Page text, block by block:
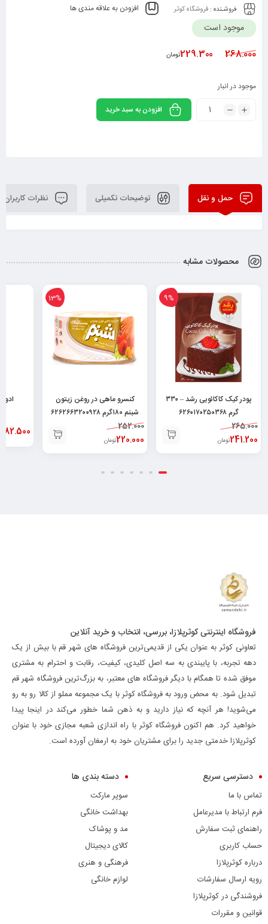
فروشـنده : فروشگاه کوثر افزودن به علاقه مندی ها
موجود است
268.000
229.300تومان
موجود در انبار
افزودن به سبد خرید
حمل و نقل توضیحات تکمیلی نظرات کاربران
محصولات مشابه
9%
پودر کیک کاکائویی رشد – ۳۳۰
گرم ۶۲۶۰۱۷۰۲۵۰۳۶۸
265.000
241.200تومان
13%
کنسرو ماهی در روغن زیتون
شبنم ۱۸۰گرم ۶۲۶۲۶۶۳۲۰۰۹۲۸
252.000
220.000تومان
82.500
فروشگاه اینترنتی کوثرپلازا، بررسی، انتخاب و خرید آنلاین
تعاونی کوثر به عنوان یکی از قدیمی‌ترین فروشگاه های شهر قم با بیش از یک
دهه تجربه، با پایبندی به سه اصل کلیدی، کیفیت، رقابت و احترام به مشتری
موفق شده تا همگام با دیگر فروشگاه های معتبر، به بزرگ‌ترین فروشگاه شهر قم
تبدیل شود. به محض ورود به فروشگاه کوثر با یک مجموعه مملو از کالا رو به رو
می‌شوید! هر آنچه که نیاز دارید و به ذهن شما خطور می‌کند در اینجا پیدا
خواهید کرد. هم اکنون فروشگاه کوثر با راه اندازی شعبه مجازی خود با عنوان
کوثرپلازا خدمتی جدید را برای مشتریان خود به ارمغان آورده است.
دسترسی سریع
تماس با ما
فرم ارتباط با مدیرعامل
راهنمای ثبت سفارش
حساب کاربری
درباره کوثرپلازا
رویه ارسال سفارشات
فروشندگی در کوثرپلازا
قوانین و مقررات
دسته بندی ها
سوپر مارکت
بهداشت خانگی
مد و پوشاک
کالای دیجیتال
فرهنگی و هنری
لوازم خانگی